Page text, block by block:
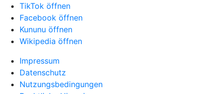
TikTok öffnen
Facebook öffnen
Kununu öffnen
Wikipedia öffnen
Impressum
Datenschutz
Nutzungsbedingungen